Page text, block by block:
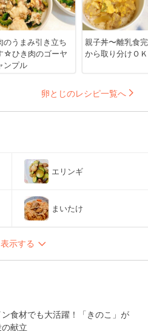
のうまみ引き立ち
☆ひき肉のゴーヤ
ンプル
親子丼〜離乳食
から取り分けＯ
卵とじのレシピ一覧へ
エリンギ
まいたけ
示する
ン食材でも大活躍！「きのこ」が
の献立